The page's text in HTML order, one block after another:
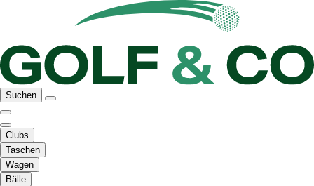
Suchen
Clubs
Taschen
Wagen
Bälle